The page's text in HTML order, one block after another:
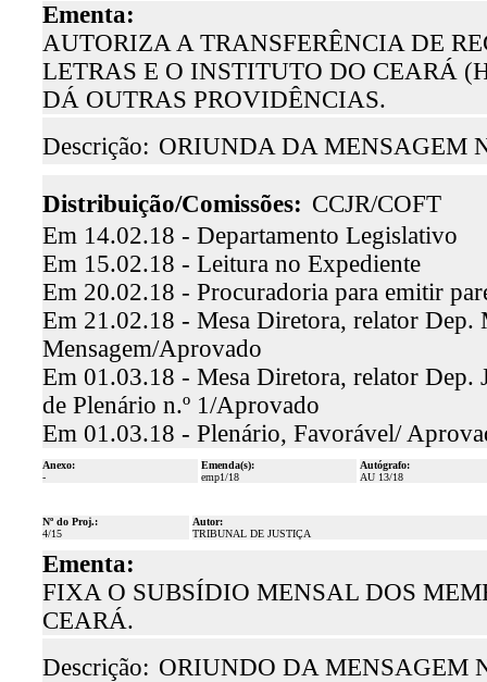
Ementa:
AUTORIZA A TRANSFERÊNCIA DE
LETRAS E O INSTITUTO DO CEARÁ
DÁ OUTRAS PROVIDÊNCIAS.
Descrição: ORIUNDA DA MENSAGEM
Distribuição/Comissões: CCJR/COFT
Em 14.02.18 - Departamento Legislativo
Em 15.02.18 - Leitura no Expediente
Em 20.02.18 - Procuradoria para emitir
Em 21.02.18 - Mesa Diretora, relator Dep.
Mensagem/Aprovado
Em 01.03.18 - Mesa Diretora, relator Dep.
de Plenário n.º 1/Aprovado
Em 01.03.18 - Plenário, Favorável/
Anexo:
-
Emenda(s):
emp1/18
Autógrafo:
AU 13/18
Nº do Proj.:
4/15
Autor:
TRIBUNAL DE JUSTIÇA
Ementa:
FIXA O SUBSÍDIO MENSAL DOS
CEARÁ.
Descrição: ORIUNDO DA MENSAGEM